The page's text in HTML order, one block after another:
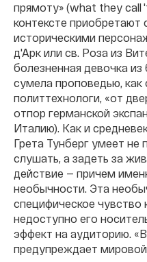
прямоту» (what they call
контексте приобретают
историческими
д'Арк или св. Роза из
болезненная девочка
сумела проповедью,
политтехнологи, «от
отпор германской
Италию). Как и
Грета Тунберг умеет не
слушать, а задеть за
действие — причем
необычности. Эта
специфическое
недоступно его
эффект на аудиторию.
предупреждает